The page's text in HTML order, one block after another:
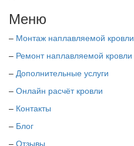
Меню
– Монтаж наплавляемой кровли
– Ремонт наплавляемой кровли
– Дополнительные услуги
– Онлайн расчёт кровли
– Контакты
– Блог
– Отзывы